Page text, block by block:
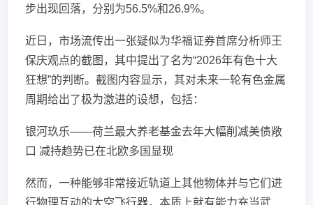
步出现回落，分别为56.5%和26.9%。
近日，市场流传出一张疑似为华福证券首席分析师王
保庆观点的截图，其中提出了名为“2026年有色十大
狂想”的判断。截图内容显示，其对未来一轮有色金属
周期给出了极为激进的设想，包括：
银河玖乐——荷兰最大养老基金去年大幅削减美债敞
口 减持趋势已在北欧多国显现
然而，一种能够非常接近轨道上其他物体并与它们进
行物理互动的太空飞行器，本质上就有能力充当武